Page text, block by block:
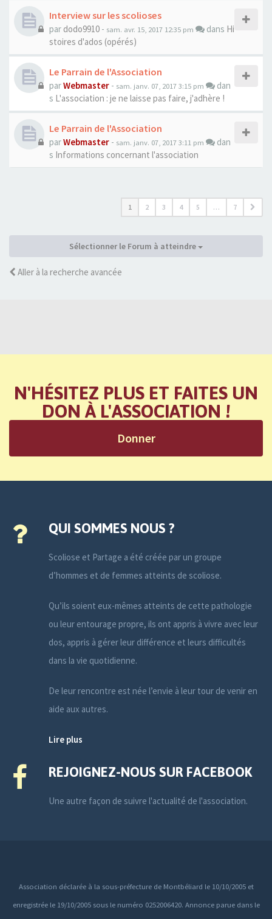
Interview sur les scolioses
par dodo9910 - sam. avr. 15, 2017 12:35 pm dans Hi
stoires d'ados (opérés)
Le Parrain de l'Association
parWebmaster - sam. janv. 07, 2017 3:15 pm
dan
s L'association : je ne laisse pas faire, j'adhère !
Le Parrain de l'Association
parWebmaster - sam. janv. 07, 2017 3:11 pm
dan
s Informations concernant l'association
1 2 3 4 5 … 7
Sélectionner le Forum à atteindre
Aller à la recherche avancée
N'HÉSITEZ PLUS ET FAITES UN
DON À L'ASSOCIATION !
Donner
QUI SOMMES NOUS ?
Scoliose et Partage a été créée par un groupe
d’hommes et de femmes atteints de scoliose.
Qu’ils soient eux-mêmes atteints de cette pathologie
ou leur entourage propre, ils ont appris à vivre avec leur
dos, appris à gérer leur différence et leurs difficultés
dans la vie quotidienne.
De leur rencontre est née l’envie à leur tour de venir en
aide aux autres.
Lire plus
REJOIGNEZ-NOUS SUR FACEBOOK
Une autre façon de suivre l'actualité de l'association.
Association déclarée à la sous-préfecture de Montbéliard le 10/10/2005 et
enregistrée le 19/10/2005 sous le numéro 0252006420. Annonce parue dans le